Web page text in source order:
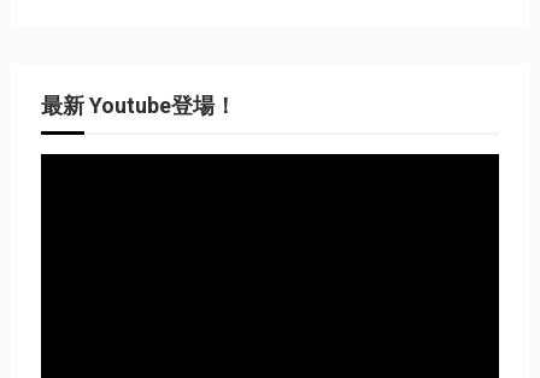
最新 Youtube登場！